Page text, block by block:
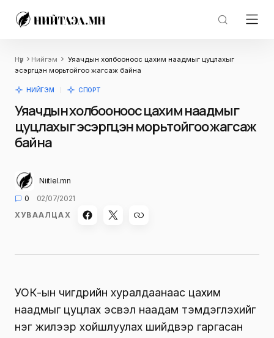
Нүүр Нийгэм
Уяачдын холбооноос цахим наадмыг цуцлахыг
эсэргүүцэн морьтойгоо жагсаж байна
НИЙГЭМ СПОРТ
Уяачдын холбооноос цахим наадмыг
цуцлахыг эсэргүүцэн морьтойгоо жагсаж
байна
Niitlel.mn
0
02/07/2021
ХУВААЛЦАХ
УОК-ын өчигдрийн хуралдаанаас цахим
наадмыг цуцлах эсвэл наадам тэмдэглэхийг
нэг жилээр хойшлуулах шийдвэр гаргасан